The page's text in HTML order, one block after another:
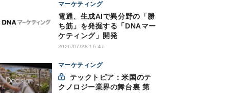
マーケティング
電通、生成AIで異分野の「勝
ち筋」を発掘する「DNAマー
ケティング」開発
2026/07/28 16:47
マーケティング
クノロジー業界の舞台裏 第